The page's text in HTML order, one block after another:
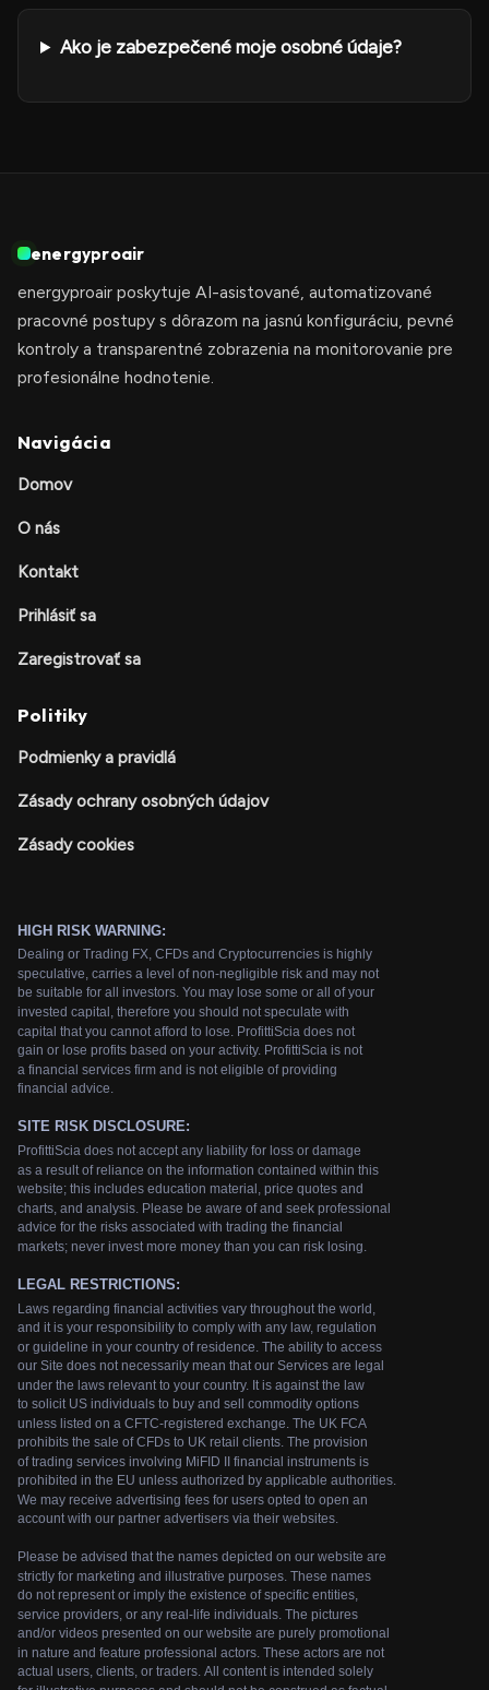
Ako je zabezpečené moje osobné údaje?
energyproair
energyproair poskytuje AI-asistované, automatizované
pracovné postupy s dôrazom na jasnú konfiguráciu, pevné
kontroly a transparentné zobrazenia na monitorovanie pre
profesionálne hodnotenie.
Navigácia
Domov
O nás
Kontakt
Prihlásiť sa
Zaregistrovať sa
Politiky
Podmienky a pravidlá
Zásady ochrany osobných údajov
Zásady cookies